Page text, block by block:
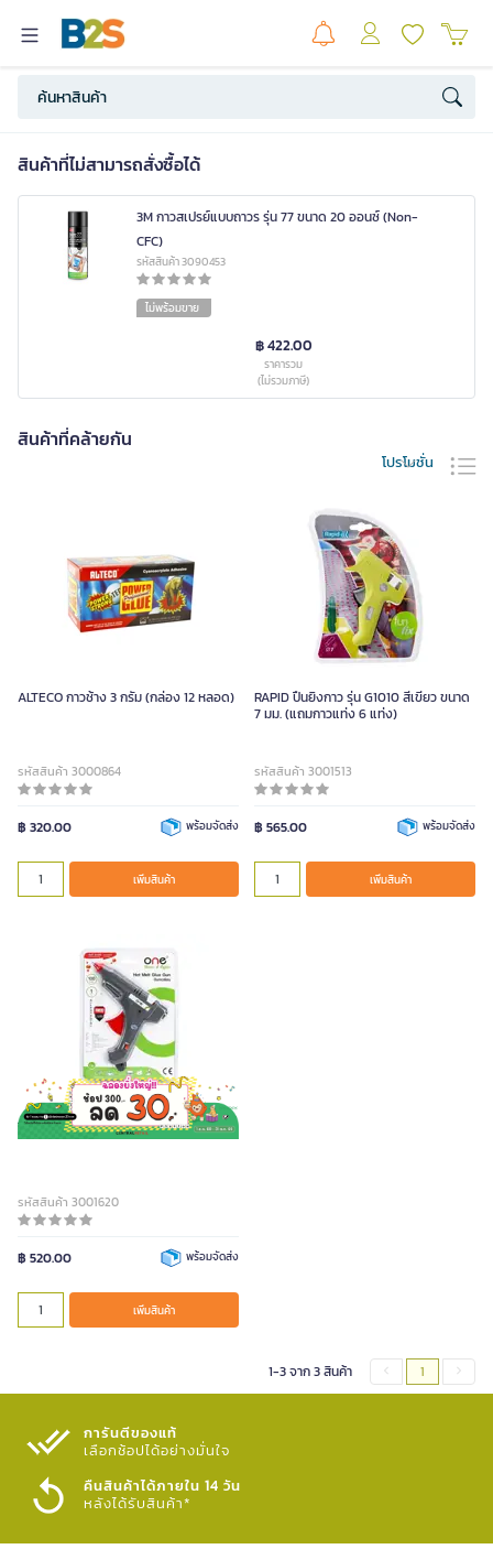
สินค้าที่ไม่สามารถสั่งซื้อได้
3M กาวสเปรย์แบบถาวร รุ่น 77 ขนาด 20 ออนซ์ (Non-
CFC)
รหัสสินค้า 3090453
ไม่พร้อมขาย
฿ 422.00
ราคารวม
(ไม่รวมภาษี)
สินค้าที่คล้ายกัน
โปรโมชั่น
ALTECO กาวช้าง 3 กรัม (กล่อง 12 หลอด)
รหัสสินค้า 3000864
฿ 320.00 พร้อมจัดส่ง
เพิ่มสินค้า
RAPID ปืนยิงกาว รุ่น G1010 สีเขียว ขนาด
7 มม. (แถมกาวแท่ง 6 แท่ง)
รหัสสินค้า 3001513
฿ 565.00 พร้อมจัดส่ง
เพิ่มสินค้า
ปืนยิงกาว 100 วัตต์ เทา-ส้ม ONE
รหัสสินค้า 3001620
฿ 520.00 พร้อมจัดส่ง
เพิ่มสินค้า
1-3 จาก 3 สินค้า 1
การันตีของแท้
เลือกช้อปได้อย่างมั่นใจ​
คืนสินค้าได้ภายใน 14 วัน
หลังได้รับสินค้า*